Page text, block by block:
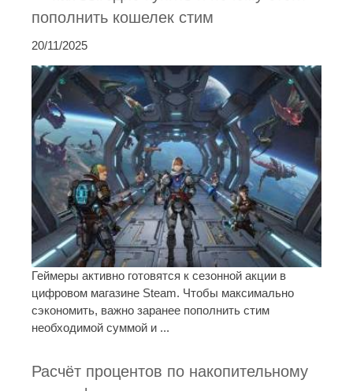
пополнить кошелек стим
20/11/2025
Геймеры активно готовятся к сезонной акции в
цифровом магазине Steam. Чтобы максимально
сэкономить, важно заранее пополнить стим
необходимой суммой и ...
Расчёт процентов по накопительному